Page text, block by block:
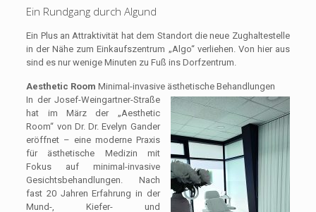
Ein Rundgang durch Algund
Ein Plus an Attraktivität hat dem Standort die neue Zughaltestelle
in der Nähe zum Einkaufszentrum „Algo“ verliehen. Von hier aus
sind es nur wenige Minuten zu Fuß ins Dorfzentrum.
Aesthetic Room Minimal-invasive ästhetische Behandlungen
In der Josef-Weingartner-Straße
hat im März der „Aesthetic
Room“ von Dr. Dr. Evelyn Gander
eröffnet – eine moderne Praxis
für ästhetische Medizin mit
Fokus auf minimal-invasive
Gesichtsbehandlungen. Nach
fast 20 Jahren Erfahrung in der
Mund-, Kiefer- und